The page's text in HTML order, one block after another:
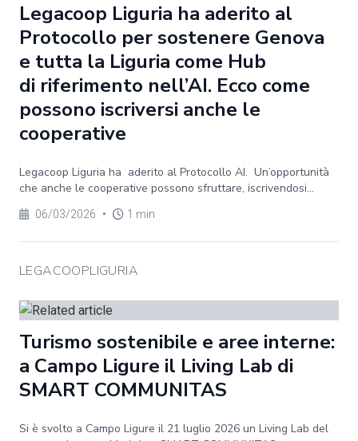
Legacoop Liguria ha aderito al
Protocollo per sostenere Genova
e tutta la Liguria come Hub
di riferimento nell’AI. Ecco come
possono iscriversi anche le
cooperative
Legacoop Liguria ha aderito al Protocollo AI. Un’opportunità
che anche le cooperative possono sfruttare, iscrivendosi...
06/03/2026 • 1 min
LEGACOOPLIGURIA
Turismo sostenibile e aree interne:
a Campo Ligure il Living Lab di
SMART COMMUNITAS
Si è svolto a Campo Ligure il 21 luglio 2026 un Living Lab del